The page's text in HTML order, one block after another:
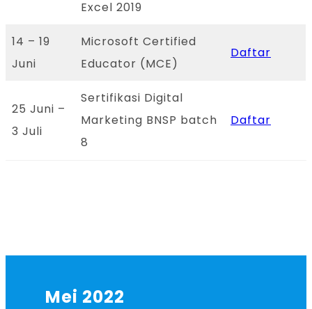
Excel 2019
14 – 19
Juni
Microsoft Certified
Educator (MCE)
Daftar
25 Juni –
3 Juli
Sertifikasi Digital
Marketing BNSP batch
8
Daftar
Mei 2022